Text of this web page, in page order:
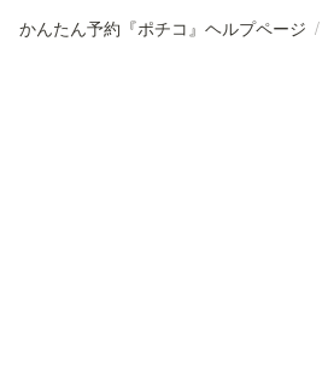
かんたん予約『ポチコ』ヘルプページ /